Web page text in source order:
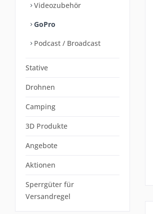
Videozubehör
GoPro
Podcast / Broadcast
Stative
Drohnen
Camping
3D Produkte
Angebote
Aktionen
Sperrgüter für
Versandregel